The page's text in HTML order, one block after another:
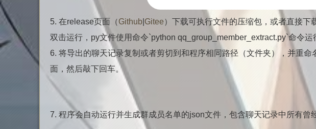
5. 在release页面（Github Gitee）下载可执行文件的压缩包，或者直接
双击运行，py文件使用命令`python qq_group_member_extract.py`命令运
6. 将导出的聊天记录复制或者剪切到和程序相同路径（文件夹），并重
面，然后敲下回车。
7. 程序会自动运行并生成群成员名单的json文件，包含聊天记录中所有曾